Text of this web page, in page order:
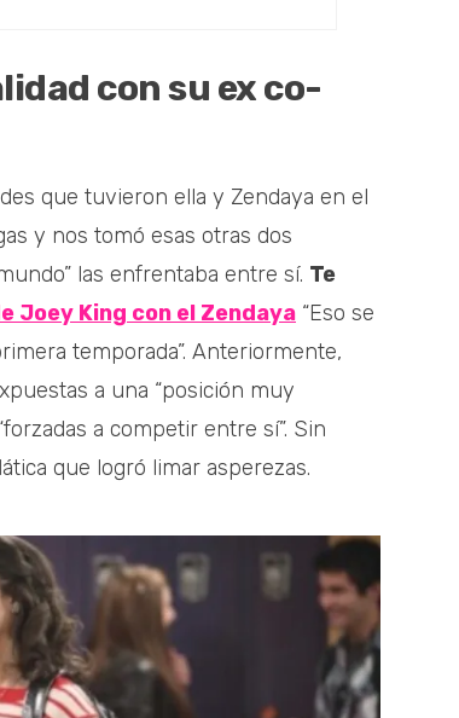
con su ex co-
que tuvieron ella y Zendaya en el
y nos tomó esas otras dos
las enfrentaba entre sí. Te
Joey King con el Zendaya “Eso se
temporada”. Anteriormente,
a una “posición muy
a competir entre sí”. Sin
que logró limar asperezas.